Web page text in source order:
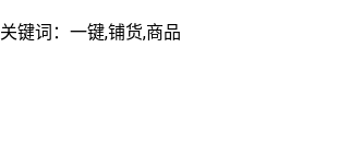
关键词：一键,铺货,商品